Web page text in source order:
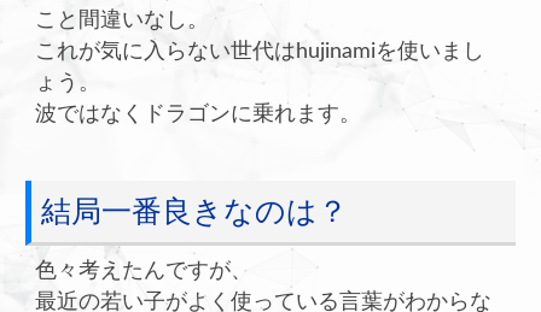
こと間違いなし。
これが気に入らない世代はhujinamiを使いまし
ょう。
波ではなくドラゴンに乗れます。
結局一番良きなのは？
色々考えたんですが、
最近の若い子がよく使っている言葉がわからな